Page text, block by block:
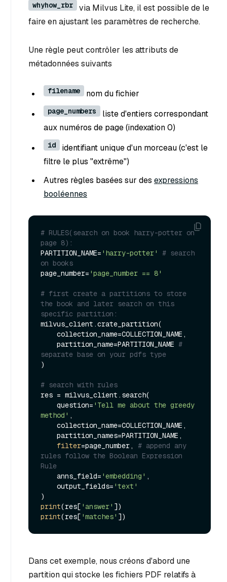
whyhow_rbr
via Milvus Lite, il est possible de le
faire en ajustant les paramètres de recherche.
Une règle peut contrôler les attributs de
métadonnées suivants
filename nom du fichier
page_numbers
liste d'entiers correspondant
aux numéros de page (indexation 0)
id
identifiant unique d'un morceau (c'est le
filtre le plus "extrême")
Autres règles basées sur des expressions
booléennes
# RULES(search on book harry-potter on
page 8):
PARTITION_NAME= 'harry-potter'
# search
on books
page_number= 'page_number == 8'
# first create a partitions to store
the book and later search on this
specific partition:
milvus_client.crate_partition(
    partition_name=PARTITION_NAME
#
separate base on your pdfs type
)
# search with rules
res = milvus_client.search(
    question=
'Tell me about the greedy
method' ,
filter=page_number, # append any
rules follow the Boolean Expression
Rule
    anns_field=
'embedding' ,
    output_fields=
'text'
print(res[ 'answer'
print(res[ 'matches'
Dans cet exemple, nous créons d'abord une
partition qui stocke les fichiers PDF relatifs à